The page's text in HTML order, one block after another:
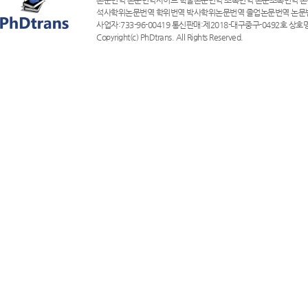
석사학위논문번역 학위번역 박사학위논문번역 졸업논문번역 논
사업자:733-96-00419 통신판매:제2018-대구중구-0492호 상호
Copyright(c) PhDtrans. All Rights Reserved.